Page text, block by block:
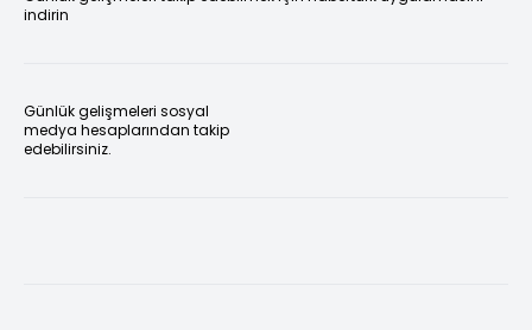
indirin
Günlük gelişmeleri sosyal
medya hesaplarından takip
edebilirsiniz.